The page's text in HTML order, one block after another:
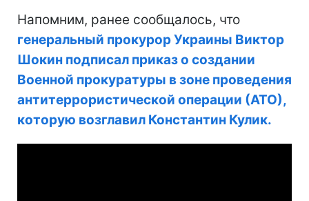
Напомним, ранее сообщалось, что
генеральный прокурор Украины Виктор
Шокин подписал приказ о создании
Военной прокуратуры в зоне проведения
антитеррористической операции (АТО),
которую возглавил Константин Кулик.